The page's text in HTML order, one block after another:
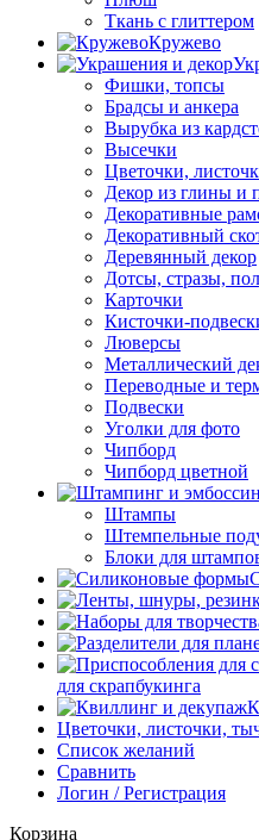
Ткань с глиттером
Кружево
Фишки, топсы
Брадсы и анкера
Вырубка из
Высечки
Цветочки,
Декор из глины и
Декоративные
Декоративный
Деревянный декор
Дотсы, стразы,
Карточки
Кисточки-
Люверсы
Металлический
Переводные и
Подвески
Уголки для фото
Чипборд
Чипборд цветной
Штампы
Штемпельные
Блоки для
для скрапбукинга
Цветочки, листочки,
Список желаний
Сравнить
Логин / Регистрация
Корзина